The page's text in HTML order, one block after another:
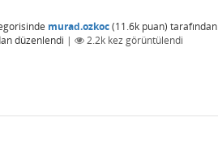
murad.ozkoc(11.6k puan) tarafından
düzenlendi | 2.2k kez görüntülendi